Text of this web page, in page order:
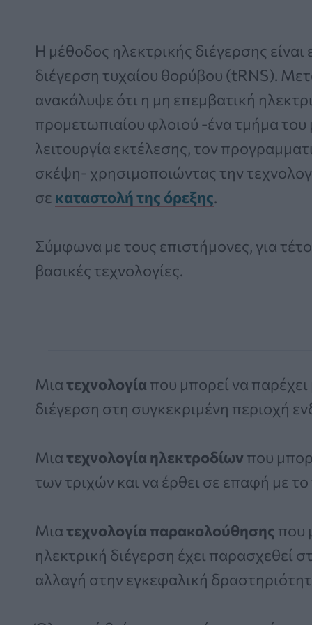
Η μέθοδος ηλεκτρικής διέγερσης
διέγερση τυχαίου θορύβου (tRNS).
ανακάλυψε ότι η μη επεμβατική
προμετωπιαίου φλοιού -ένα τμήμα του
λειτουργία εκτέλεσης, τον
σκέψη- χρησιμοποιώντας την
σε καταστολή της όρεξης.
Σύμφωνα με τους επιστήμονες, για
βασικές τεχνολογίες.
Μιατεχνολογία που μπορεί να
διέγερση στη συγκεκριμένη περιοχή
Μιατεχνολογία ηλεκτροδίων που
των τριχών και να έρθει σε επαφή με
Μιατεχνολογία παρακολούθησης που
ηλεκτρική διέγερση έχει παρασχεθεί
αλλαγή στην εγκεφαλική